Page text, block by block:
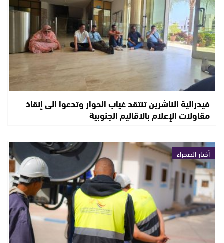
فيدرالية الناشرين تنتقد غياب الحوار وتدعوا الى إنقاذ
مقاولات الإعلام بالاقاليم الجنوبية
أخبار الصحراء